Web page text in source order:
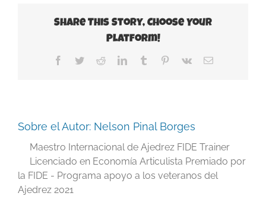
Share This Story, Choose Your
Platform!
Facebook
TwitterRedditLinkedInTumblr Pinterest
Vk
Correo
Sobre el Autor: Nelson Pinal Borges
Maestro Internacional de Ajedrez FIDE Trainer
Licenciado en Economía Articulista Premiado por
la FIDE - Programa apoyo a los veteranos del
Ajedrez 2021